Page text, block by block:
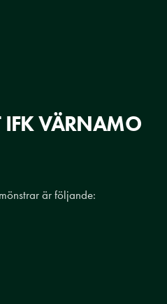
IFK VÄRNAMO
är följande: